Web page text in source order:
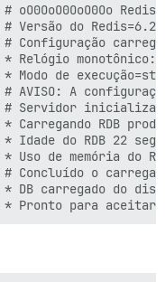
Redis
# Versão do
Configuração
* Relógio monotônico:
Modo de
# AVISO: A
# Servidor
* Carregando RDB
Idade do RDB 22
Uso de memória do
# Concluído o
* DB carregado do